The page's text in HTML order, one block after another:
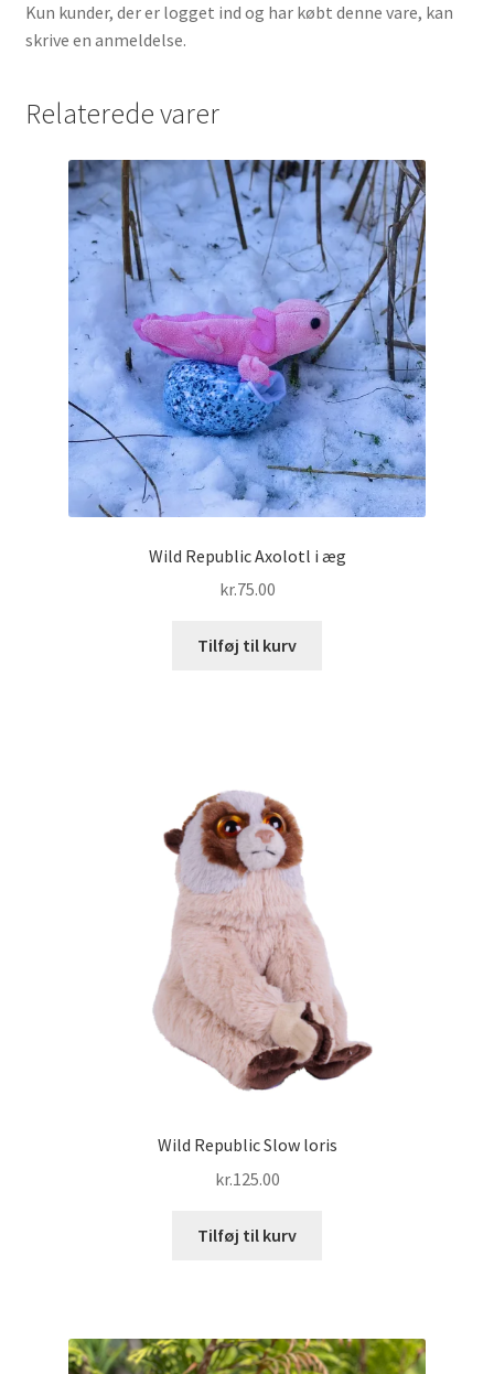
Kun kunder, der er logget ind og har købt denne vare, kan
skrive en anmeldelse.
Relaterede varer
Wild Republic Axolotl i æg
kr.75.00
Tilføj til kurv
Wild Republic Slow loris
kr.125.00
Tilføj til kurv